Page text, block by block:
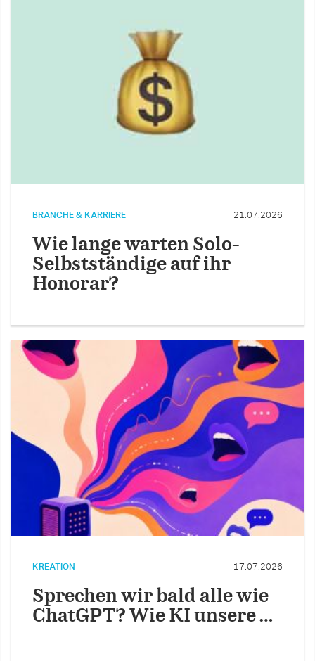
BRANCHE & KARRIERE 21.07.2026
Wie lange warten Solo-
Selbstständige auf ihr
Honorar?
KREATION 17.07.2026
Sprechen wir bald alle wie
ChatGPT? Wie KI unsere …